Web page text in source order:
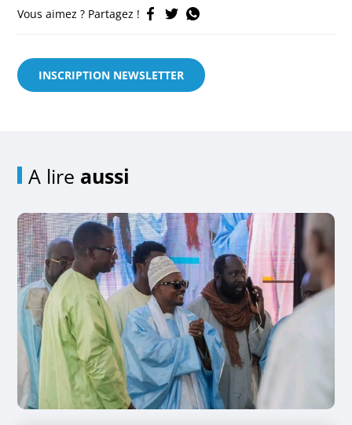
Vous aimez ? Partagez !
INSCRIPTION NEWSLETTER
A lire aussi